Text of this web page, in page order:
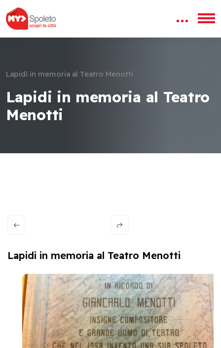
Lapidi in memoria al Teatro Menotti
Lapidi in memoria al Teatro
Menotti
Lapidi in memoria al Teatro Menotti